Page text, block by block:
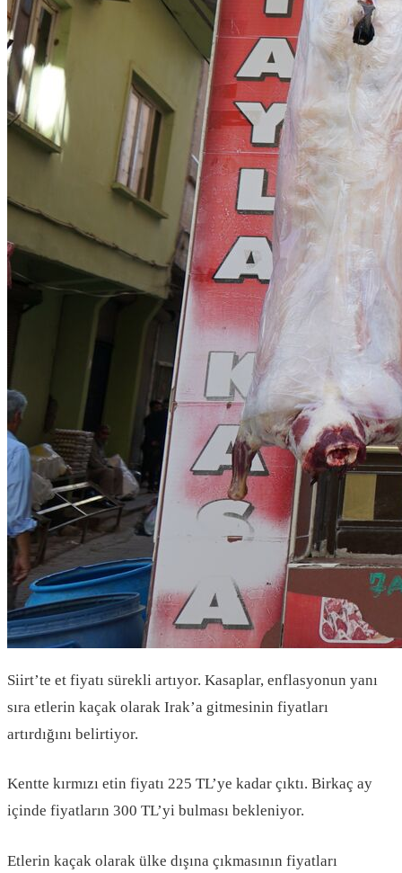
Siirt’te et fiyatı sürekli artıyor. Kasaplar, enflasyonun yanı
sıra etlerin kaçak olarak Irak’a gitmesinin fiyatları
artırdığını belirtiyor.
Kentte kırmızı etin fiyatı 225 TL’ye kadar çıktı. Birkaç ay
içinde fiyatların 300 TL’yi bulması bekleniyor.
Etlerin kaçak olarak ülke dışına çıkmasının fiyatları